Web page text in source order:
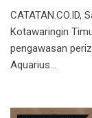
CATATAN.CO.ID,
Kotawaringin
pengawasan
Aquarius…